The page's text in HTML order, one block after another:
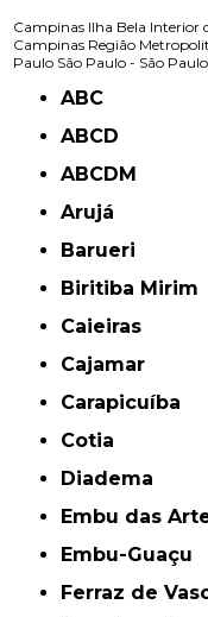
Campinas Ilha Bela Interior
Campinas Região
Paulo São Paulo - São
ABC
ABCD
ABCDM
Arujá
Barueri
Biritiba Mirim
Caieiras
Cajamar
Carapicuíba
Cotia
Diadema
Embu das
Embu-Guaçu
Ferraz de